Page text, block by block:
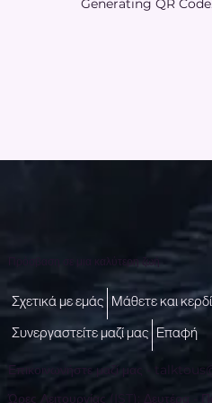
Generating QR
Πρόσβαση σε μια καλύτερη ζωή
Επικοινωνήστε μαζί μας -
Σχετικά με εμάς Μάθετε και
Συνεργαστείτε μαζί μας Επαφή
Ώρες Λειτουργίας (IST): Δευτέρα -